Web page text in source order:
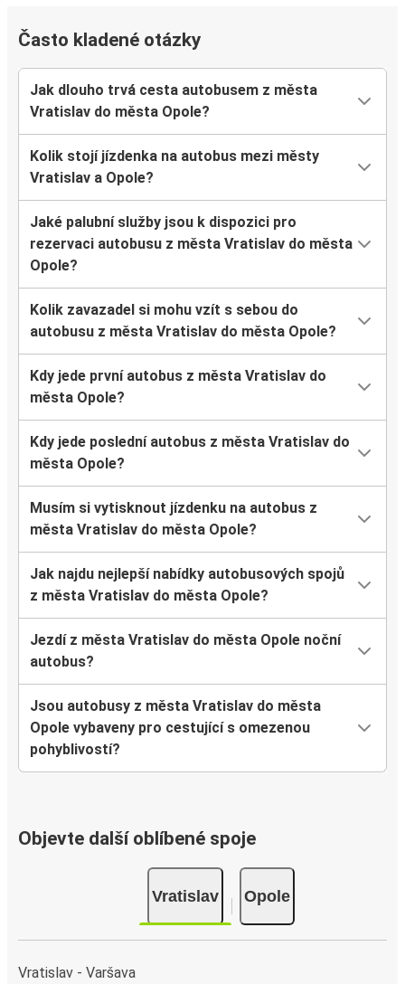
Často kladené otázky
Jak dlouho trvá cesta autobusem z města
Vratislav do města Opole?
Kolik stojí jízdenka na autobus mezi městy
Vratislav a Opole?
Jaké palubní služby jsou k dispozici pro
rezervaci autobusu z města Vratislav do města
Opole?
Kolik zavazadel si mohu vzít s sebou do
autobusu z města Vratislav do města Opole?
Kdy jede první autobus z města Vratislav do
města Opole?
Kdy jede poslední autobus z města Vratislav do
města Opole?
Musím si vytisknout jízdenku na autobus z
města Vratislav do města Opole?
Jak najdu nejlepší nabídky autobusových spojů
z města Vratislav do města Opole?
Jezdí z města Vratislav do města Opole noční
autobus?
Jsou autobusy z města Vratislav do města
Opole vybaveny pro cestující s omezenou
pohyblivostí?
Objevte další oblíbené spoje
Vratislav Opole
Vratislav - Varšava